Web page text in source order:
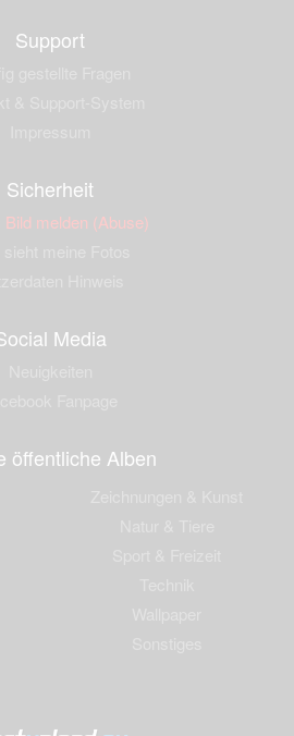
Support
Sicherheit
Bild melden (Abuse)
Media
öffentliche Alben